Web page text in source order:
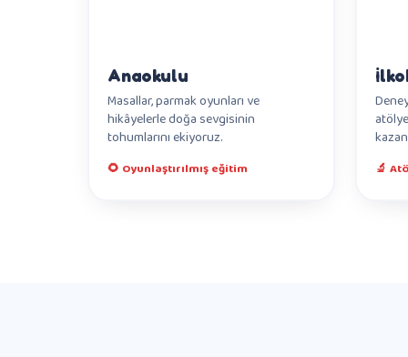
Anaokulu
Masallar, parmak oyunları ve
hikâyelerle doğa sevgisinin
tohumlarını ekiyoruz.
🌻 Oyunlaştırılmış eğitim 🔬